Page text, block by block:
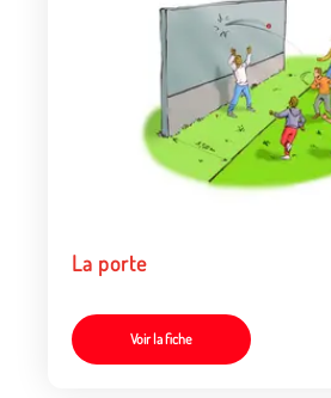
La porte
Voir la fiche